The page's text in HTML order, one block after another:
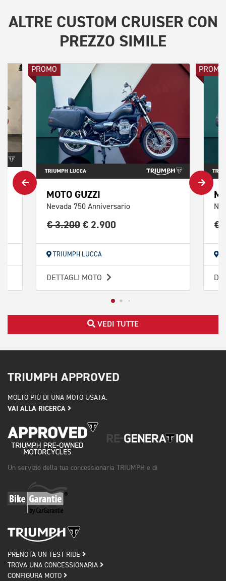
ALTRE CUSTOM CRUISER CON
PREZZO SIMILE
PROMO
MOTO GUZZI
Nevada 750 Anniversario
€ 3.200 € 2.900
TRIUMPH LUCCA
DETTAGLI MOTO
PROMO
€
VEDI TUTTE
TRIUMPH APPROVED
MOLTO PIÙ DI UNA MOTO USATA.
VAI ALLA RICERCA
Un servizio della tua concessionaria TRIUMPH e di
PRENOTA UN TEST RIDE
TROVA UNA CONCESSIONARIA
CONFIGURA MOTO